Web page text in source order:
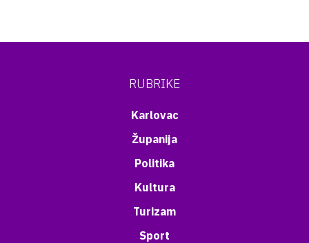
RUBRIKE
Karlovac
Županija
Politika
Kultura
Turizam
Sport